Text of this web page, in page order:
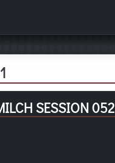
SESSION 052